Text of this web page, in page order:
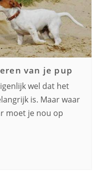
van je pup
wel dat het
is. Maar waar
moet je nou op